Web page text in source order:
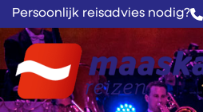
Persoonlijk reisadvies nodig?